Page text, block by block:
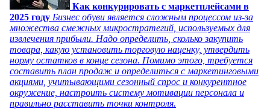
Как конкурировать с маркетплейсами в
2025 году Бизнес обуви является сложным процессом из-за
множества смежных микростратегий, используемых для
извлечения прибыли. Надо определить, сколько закупить
товара, какую установить торговую наценку, утвердить
норму остатков в конце сезона. Помимо этого, требуется
составить план продаж и определиться с маркетинговыми
акциями, учитывающими сезонный спрос и конкурентное
окружение, настроить систему мотивации персонала и
правильно расставить точки контроля.